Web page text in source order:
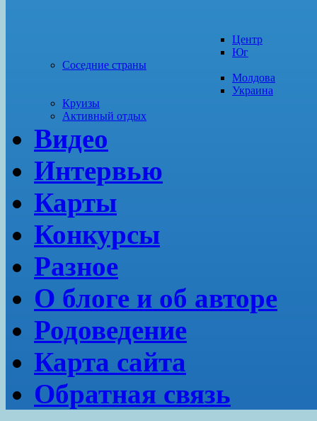
Центр
Юг
Соседние страны
Молдова
Украина
Круизы
Активный отдых
Видео
Интервью
Карты
Конкурсы
Разное
О блоге и об авторе
Родоведение
Карта сайта
Обратная связь